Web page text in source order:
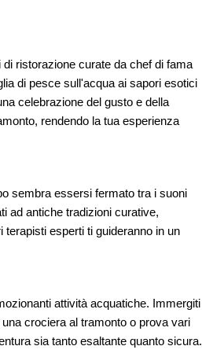
ristorazione curate da chef di fama
di pesce sull'acqua ai sapori esotici
celebrazione del gusto e della
rendendo la tua esperienza
sembra essersi fermato tra i suoni
ad antiche tradizioni curative,
esperti ti guideranno in un
attività acquatiche. Immergiti
crociera al tramonto o prova vari
sia tanto esaltante quanto sicura.